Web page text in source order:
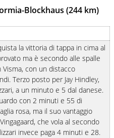
Blockhaus (244 km)
la vittoria di tappa in cima al
ma è secondo alle spalle
con un distacco
Terzo posto per Jay Hindley,
a un minuto e 5 dal danese.
con 2 minuti e 55 di
rosa, ma il suo vantaggio
che vola al secondo
invece paga 4 minuti e 28.